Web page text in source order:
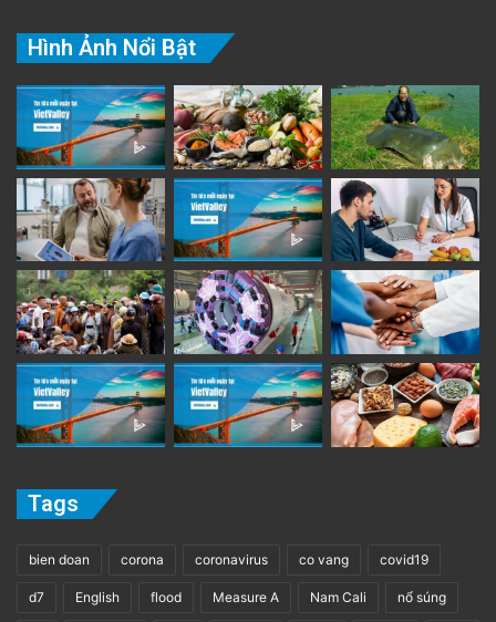
Hình Ảnh Nổi Bật
Tags
bien doan corona coronavirus co vang covid19
d7 English flood Measure A Nam Cali nổ súng